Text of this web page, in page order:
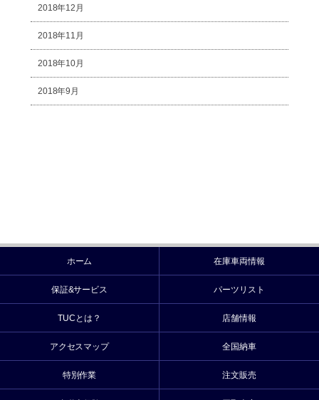
2018年12月
2018年11月
2018年10月
2018年9月
ホーム 在庫車両情報
保証&サービス パーツリスト
TUCとは？ 店舗情報
アクセスマップ 全国納車
特別作業 注文販売